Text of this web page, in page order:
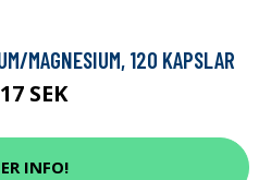
MAGNESIUM, 120 KAPSLAR
SEK
INFO!